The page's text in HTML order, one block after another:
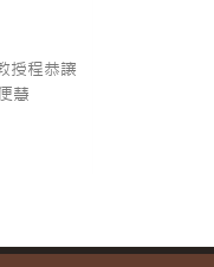
授程恭讓
慧